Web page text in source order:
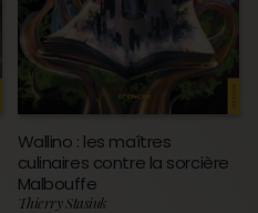
Wallino : les maîtres
culinaires contre la sorcière
Malbouffe
Thierry Stasiuk